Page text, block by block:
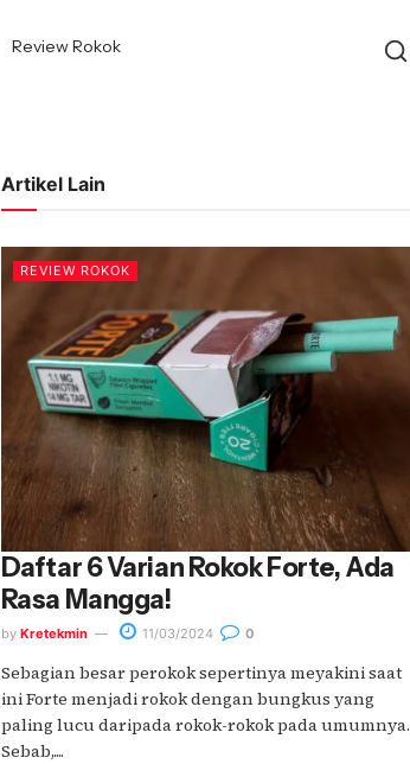
Review Rokok
Artikel Lain
REVIEW ROKOK
Daftar 6 Varian Rokok Forte, Ada
Rasa Mangga!
by Kretekmin 11/03/2024 0
Sebagian besar perokok sepertinya meyakini saat
ini Forte menjadi rokok dengan bungkus yang
paling lucu daripada rokok-rokok pada umumnya.
Sebab,....